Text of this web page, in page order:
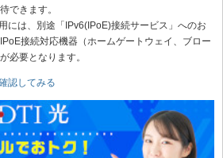
できます。
には、別途「IPv6(IPoE)接続サービス」へのお
接続対応機器（ホームゲートウェイ、ブロー
必要となります。
認してみる